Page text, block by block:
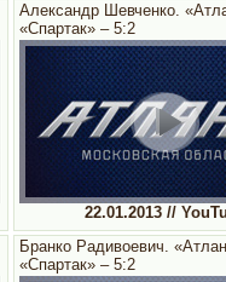
Александр Шевченко.
«Спартак» – 5:2
22.01.2013 //
Бранко Радивоевич.
«Спартак» – 5:2